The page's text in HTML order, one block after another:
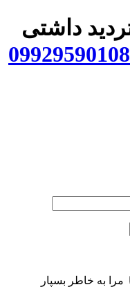
داشتی
09929590108
مرا به خاطر بسپار